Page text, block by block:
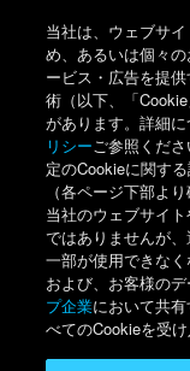
当社は、ウェブサ
め、あるいは個々
ービス・広告を提
術（以下、「
があります。詳細
リシーご参照くだ
定のCookieに関す
（各ページ下部よ
当社のウェブサイ
ではありませんが
一部が使用できなく
および、お客様の
プ企業において共
べてのCookieを受